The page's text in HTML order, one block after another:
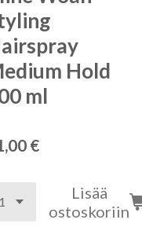
Hold
ml
€
Lisää
ostoskoriin